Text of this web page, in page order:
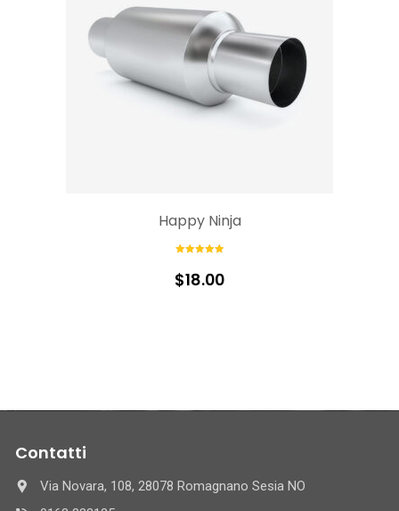
Happy Ninja
out of 5
$18.00
Contatti
Via Novara, 108, 28078 Romagnano Sesia NO